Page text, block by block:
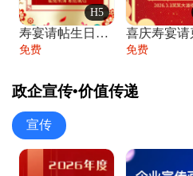
H5
寿宴请帖生日宴邀请函老人寿星生日快乐祝寿
免费 免费
政企宣传•价值传递
宣传